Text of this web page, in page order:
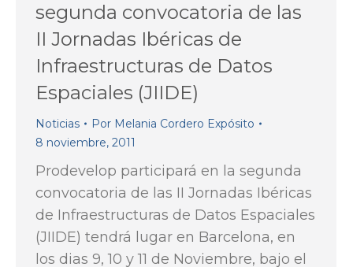
segunda convocatoria de las
II Jornadas Ibéricas de
Infraestructuras de Datos
Espaciales (JIIDE)
Noticias Por Melania Cordero Expósito
8 noviembre, 2011
Prodevelop participará en la segunda
convocatoria de las II Jornadas Ibéricas
de Infraestructuras de Datos Espaciales
(JIIDE) tendrá lugar en Barcelona, en
los dias 9, 10 y 11 de Noviembre, bajo el